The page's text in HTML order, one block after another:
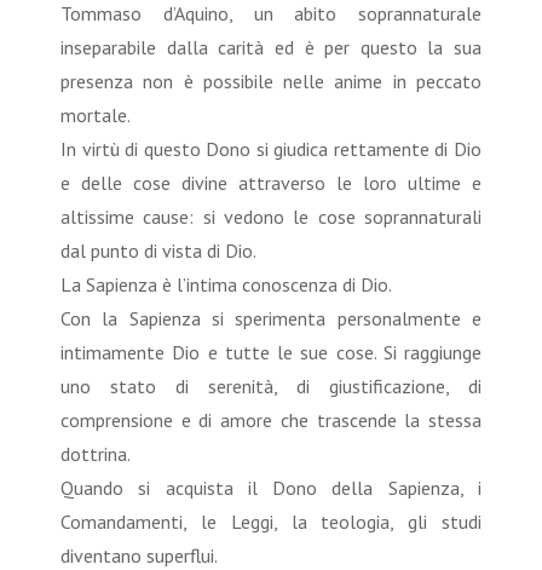
Tommaso d’Aquino, un abito soprannaturale
inseparabile dalla carità ed è per questo la sua
presenza non è possibile nelle anime in peccato
mortale.
In virtù di questo Dono si giudica rettamente di Dio
e delle cose divine attraverso le loro ultime e
altissime cause: si vedono le cose soprannaturali
dal punto di vista di Dio.
La Sapienza è l’intima conoscenza di Dio.
Con la Sapienza si sperimenta personalmente e
intimamente Dio e tutte le sue cose. Si raggiunge
uno stato di serenità, di giustificazione, di
comprensione e di amore che trascende la stessa
dottrina.
Quando si acquista il Dono della Sapienza, i
Comandamenti, le Leggi, la teologia, gli studi
diventano superflui.